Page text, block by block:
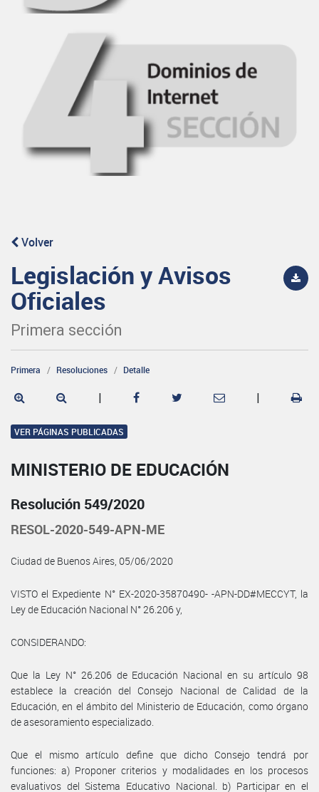
Volver
Legislación y Avisos
Oficiales
Primera sección
Primera Resoluciones Detalle
| |
VER PÁGINAS PUBLICADAS
MINISTERIO DE EDUCACIÓN
Resolución 549/2020
RESOL-2020-549-APN-ME
Ciudad de Buenos Aires, 05/06/2020
VISTO el Expediente N° EX-2020-35870490- -APN-DD#MECCYT, la
Ley de Educación Nacional N° 26.206 y,
CONSIDERANDO:
Que la Ley N° 26.206 de Educación Nacional en su artículo 98
establece la creación del Consejo Nacional de Calidad de la
Educación, en el ámbito del Ministerio de Educación, como órgano
de asesoramiento especializado.
Que el mismo artículo define que dicho Consejo tendrá por
funciones: a) Proponer criterios y modalidades en los procesos
evaluativos del Sistema Educativo Nacional. b) Participar en el